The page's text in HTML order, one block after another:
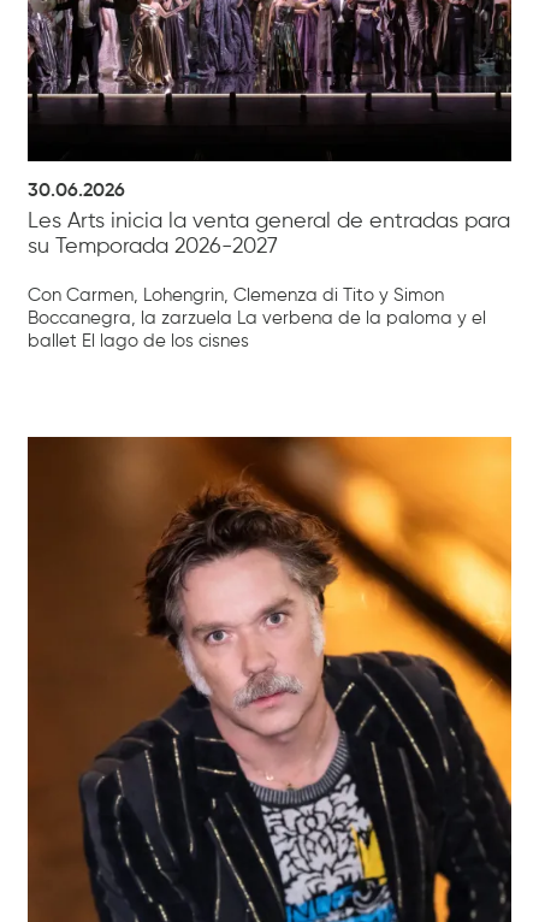
30.06.2026
Les Arts inicia la venta general de entradas para
su Temporada 2026-2027
Con Carmen, Lohengrin, Clemenza di Tito y Simon
Boccanegra, la zarzuela La verbena de la paloma y el
ballet El lago de los cisnes